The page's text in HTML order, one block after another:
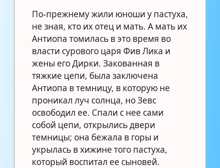
По-прежнему жили юноши у пастуха,
не зная, кто их отец и мать. А мать их
Антиопа томилась в это время во
власти сурового царя Фив Лика и
жены его Дирки. Закованная в
тяжкие цепи, была заключена
Антиопа в темницу, в которую не
проникал луч солнца, но Зевс
освободил ее. Спали с нее сами
собой цепи, открылись двери
темницы; она бежала в горы и
укрылась в хижине того пастуха,
который воспитал ее сыновей.